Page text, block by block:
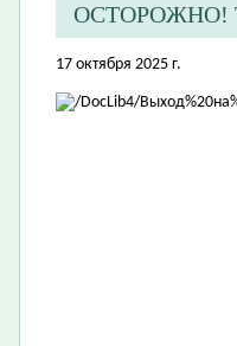
ОСТОРОЖНО!
17 октября 2025 г.